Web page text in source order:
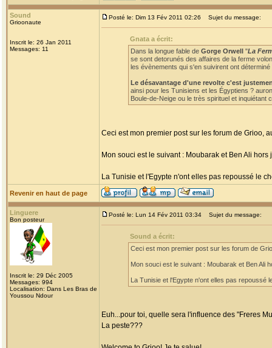
Sound
Grioonaute
Inscrit le: 26 Jan 2011
Messages: 11
Posté le: Dim 13 Fév 2011 02:26 Sujet du message:
Gnata a écrit:
Dans la longue fable de Gorge Orwell "La
se sont detorunés des affaires de la ferme
les évènements qui s'en suivirent ont
Le désavantage d'une revolte c'est
ainsi pour les Tunisiens et les Égyptiens ?
Boule-de-Neige ou le très spirituel et
Ceci est mon premier post sur les forum de Grioo,
Mon souci est le suivant : Moubarak et Ben Ali
La Tunisie et l'Egypte n'ont elles pas repoussé le
Revenir en haut de page
Linguere
Bon posteur
Inscrit le: 29 Déc 2005
Messages: 994
Localisation: Dans Les Bras de
Youssou Ndour
Posté le: Lun 14 Fév 2011 03:34 Sujet du message:
Sound a écrit:
Ceci est mon premier post sur les forum de
Mon souci est le suivant : Moubarak et Ben Ali
La Tunisie et l'Egypte n'ont elles pas repoussé
Euh...pour toi, quelle sera l'influence des "Freres
La peste???